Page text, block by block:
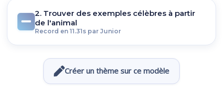
2. Trouver des exemples célèbres à partir
de l'animal
Record en 11.31s par Junior
Créer un thème sur ce modèle